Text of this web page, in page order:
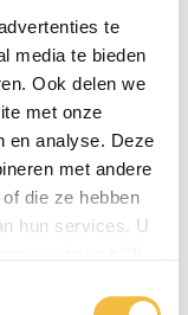
te
media te bieden
Ook delen we
met onze
en analyse. Deze
met andere
die ze hebben
hun services. U